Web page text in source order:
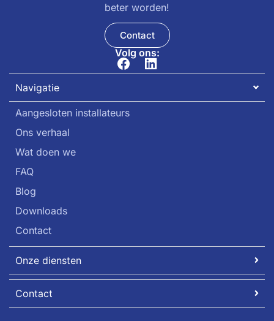
beter worden!
Contact
Volg ons:
Navigatie
Aangesloten installateurs
Ons verhaal
Wat doen we
FAQ
Blog
Downloads
Contact
Onze diensten
Contact